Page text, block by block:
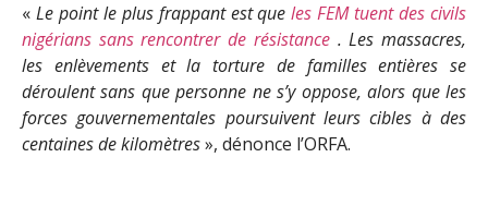
« Le point le plus frappant est queles FEM tuent des civils
nigérians sans rencontrer de résistance. Les massacres,
les enlèvements et la torture de familles entières se
déroulent sans que personne ne s’y oppose, alors que les
forces gouvernementales poursuivent leurs cibles à des
centaines de kilomètres», dénonce l’ORFA.